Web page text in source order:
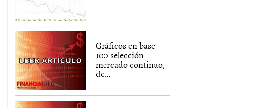
Gráficos en base
100 selección
mercado continuo,
de...